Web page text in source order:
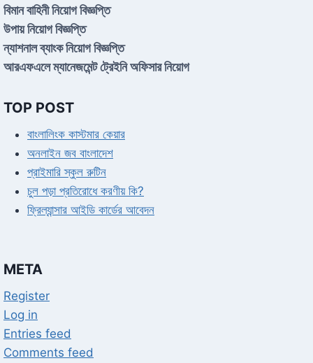
বিমান বাহিনী নিয়োগ বিজ্ঞপ্তি
উপায় নিয়োগ বিজ্ঞপ্তি
ন্যাশনাল ব্যাংক নিয়োগ বিজ্ঞপ্তি
আরএফএলে ম্যানেজমেন্ট ট্রেইনি অফিসার নিয়োগ
TOP POST
বাংলালিংক কাস্টমার কেয়ার
অনলাইন জব বাংলাদেশ
প্রাইমারি স্কুল রুটিন
চুল পড়া প্রতিরোধে করণীয় কি?
ফ্রিল্যান্সার আইডি কার্ডের আবেদন
META
Register
Log in
Entries feed
Comments feed